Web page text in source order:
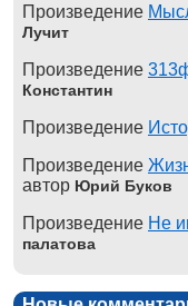
Произведение
Лучит
Произведение
Константин
Произведение
Произведение
автор Юрий Буков
Произведение Не
палатова